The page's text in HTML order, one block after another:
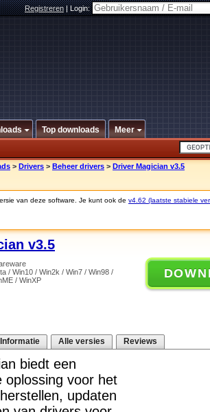
Registreren|Login:
Top downloads Meer
> Drivers > Beheer drivers > Driver Magician v3.5
van deze software. Je kunt ook de v4.62 (laatste stabiele
v3.5
/ Win10 / Win2k / Win7 / Win98 /
/ WinXP
Informatie Alle versies Reviews
biedt een
oplossing voor het
updaten